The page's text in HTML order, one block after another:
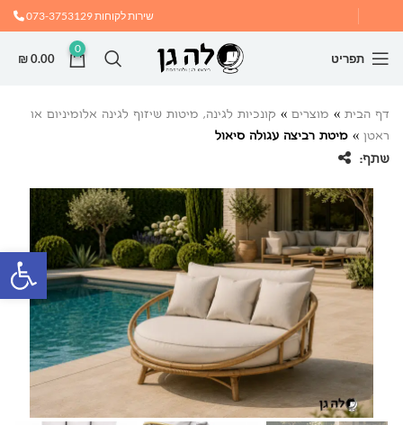
שירות לקוחות073-3753129
תפריט
0
₪0.00
דף הבית » מוצרים » קונכיות לגינה, מיטות שיזוף לגינה אלומיניום או
ראטן » מיטת רביצה עגולה סיאול
שתף: